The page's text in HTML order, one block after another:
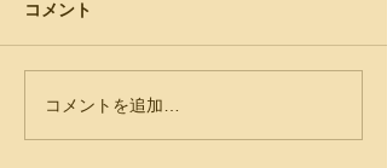
コメント
コメントを追加…